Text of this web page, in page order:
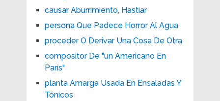
causar Aburrimiento, Hastiar
persona Que Padece Horror Al Agua
proceder O Derivar Una Cosa De Otra
compositor De "un Americano En
París"
planta Amarga Usada En Ensaladas Y
Tónicos